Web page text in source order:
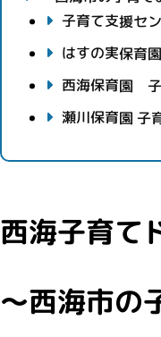
子育て支援セ
はすの実保育
西海保育園
瀬川保育園 子
西海子育て
～西海市の